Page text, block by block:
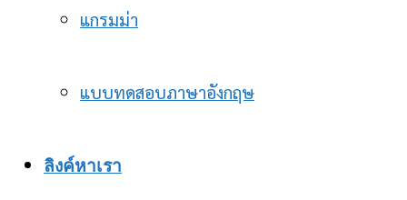
แกรมม่า
แบบทดสอบภาษาอังกฤษ
ลิงค์หาเรา